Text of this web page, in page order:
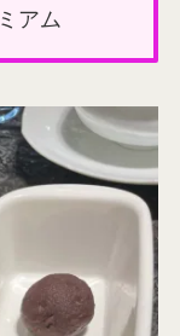
アム